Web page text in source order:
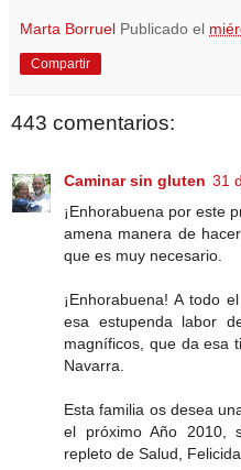
Marta Borruel Publicado el
Compartir
443 comentarios:
Caminar sin gluten 31
¡Enhorabuena por este
amena manera de
que es muy necesario.
¡Enhorabuena! A todo
esa estupenda labor
magníficos, que da esa
Navarra.
Esta familia os desea
el próximo Año 2010,
repleto de Salud,